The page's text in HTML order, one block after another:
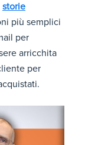
storie
più semplici
per
arricchita
per